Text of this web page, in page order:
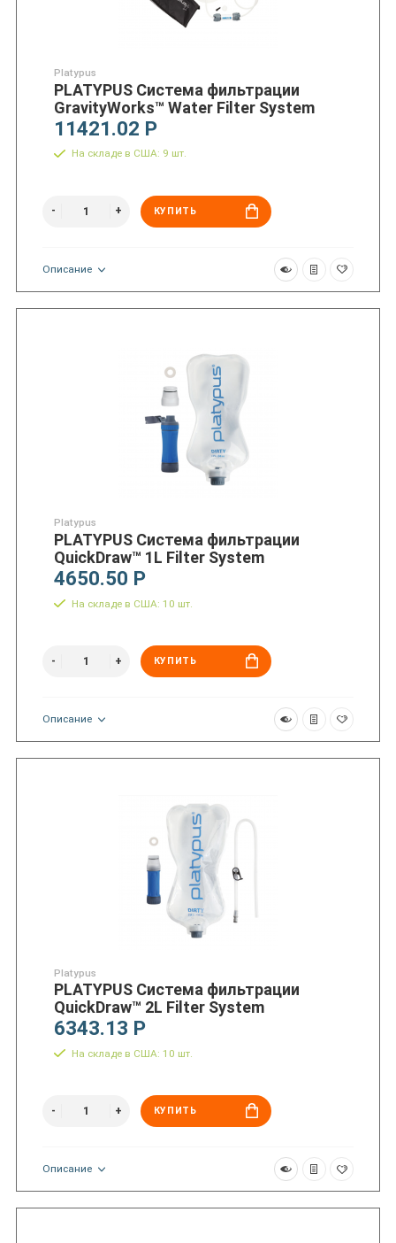
Platypus
PLATYPUS Система фильтрации
GravityWorks™ Water Filter System
11421.02 Р
На складе в США: 9 шт.
КУПИТЬ
Описание
Platypus
PLATYPUS Система фильтрации
QuickDraw™ 1L Filter System
4650.50 Р
На складе в США: 10 шт.
КУПИТЬ
Описание
Platypus
PLATYPUS Система фильтрации
QuickDraw™ 2L Filter System
6343.13 Р
На складе в США: 10 шт.
КУПИТЬ
Описание